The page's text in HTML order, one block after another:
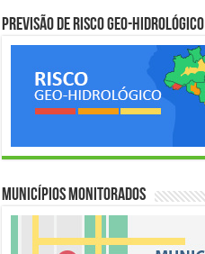
Previsão de Risco Geo-Hidrológico
Municípios Monitorados